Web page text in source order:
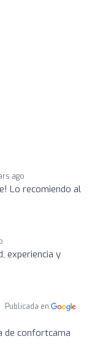
ago
Lo recomiendo al
experiencia y
Publicada en
de confortcama